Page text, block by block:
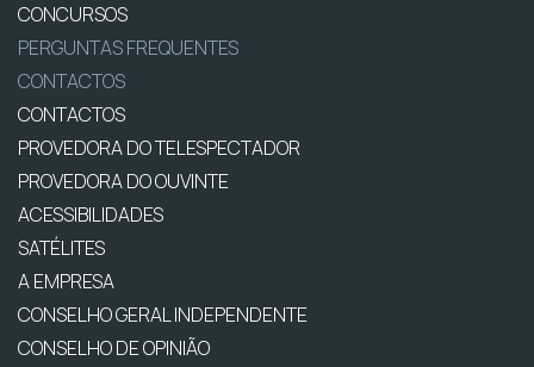
CONCURSOS
PERGUNTAS FREQUENTES
CONTACTOS
CONTACTOS
PROVEDORA DO TELESPECTADOR
PROVEDORA DO OUVINTE
ACESSIBILIDADES
SATÉLITES
A EMPRESA
CONSELHO GERAL INDEPENDENTE
CONSELHO DE OPINIÃO